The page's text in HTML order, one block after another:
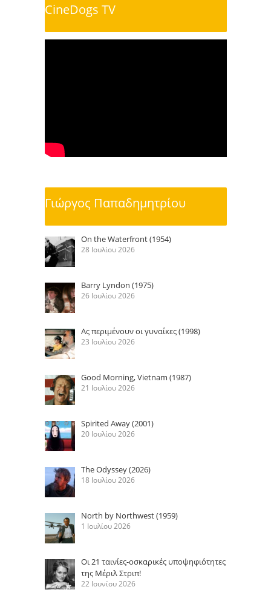
CineDogs TV
Γιώργος Παπαδημητρίου
On the Waterfront (1954)
28 Ιουλίου 2026
Barry Lyndon (1975)
26 Ιουλίου 2026
Ας περιμένουν οι γυναίκες (1998)
23 Ιουλίου 2026
Good Morning, Vietnam (1987)
21 Ιουλίου 2026
Spirited Away (2001)
20 Ιουλίου 2026
The Odyssey (2026)
18 Ιουλίου 2026
North by Northwest (1959)
1 Ιουλίου 2026
Οι 21 ταινίες-οσκαρικές υποψηφιότητες
της Μέριλ Στριπ!
22 Ιουνίου 2026